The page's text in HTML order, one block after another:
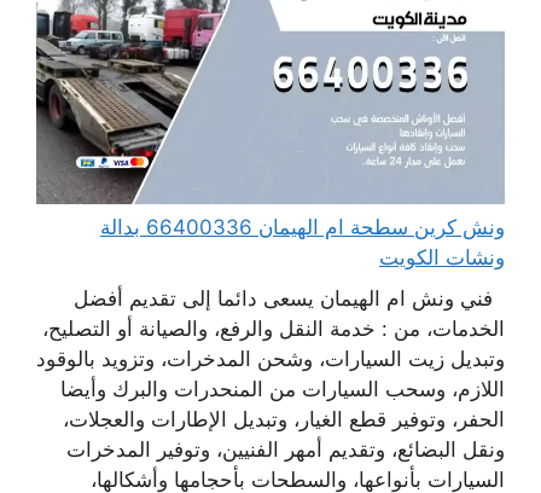
ونش كرين سطحة ام الهيمان 66400336 بدالة
ونشات الكويت
فني ونش ام الهيمان يسعى دائما إلى تقديم أفضل
الخدمات، من : خدمة النقل والرفع، والصيانة أو التصليح،
وتبديل زيت السيارات، وشحن المدخرات، وتزويد بالوقود
اللازم، وسحب السيارات من المنحدرات والبرك وأيضا
الحفر، وتوفير قطع الغيار، وتبديل الإطارات والعجلات،
ونقل البضائع، وتقديم أمهر الفنيين، وتوفير المدخرات
السيارات بأنواعها، والسطحات بأحجامها وأشكالها،